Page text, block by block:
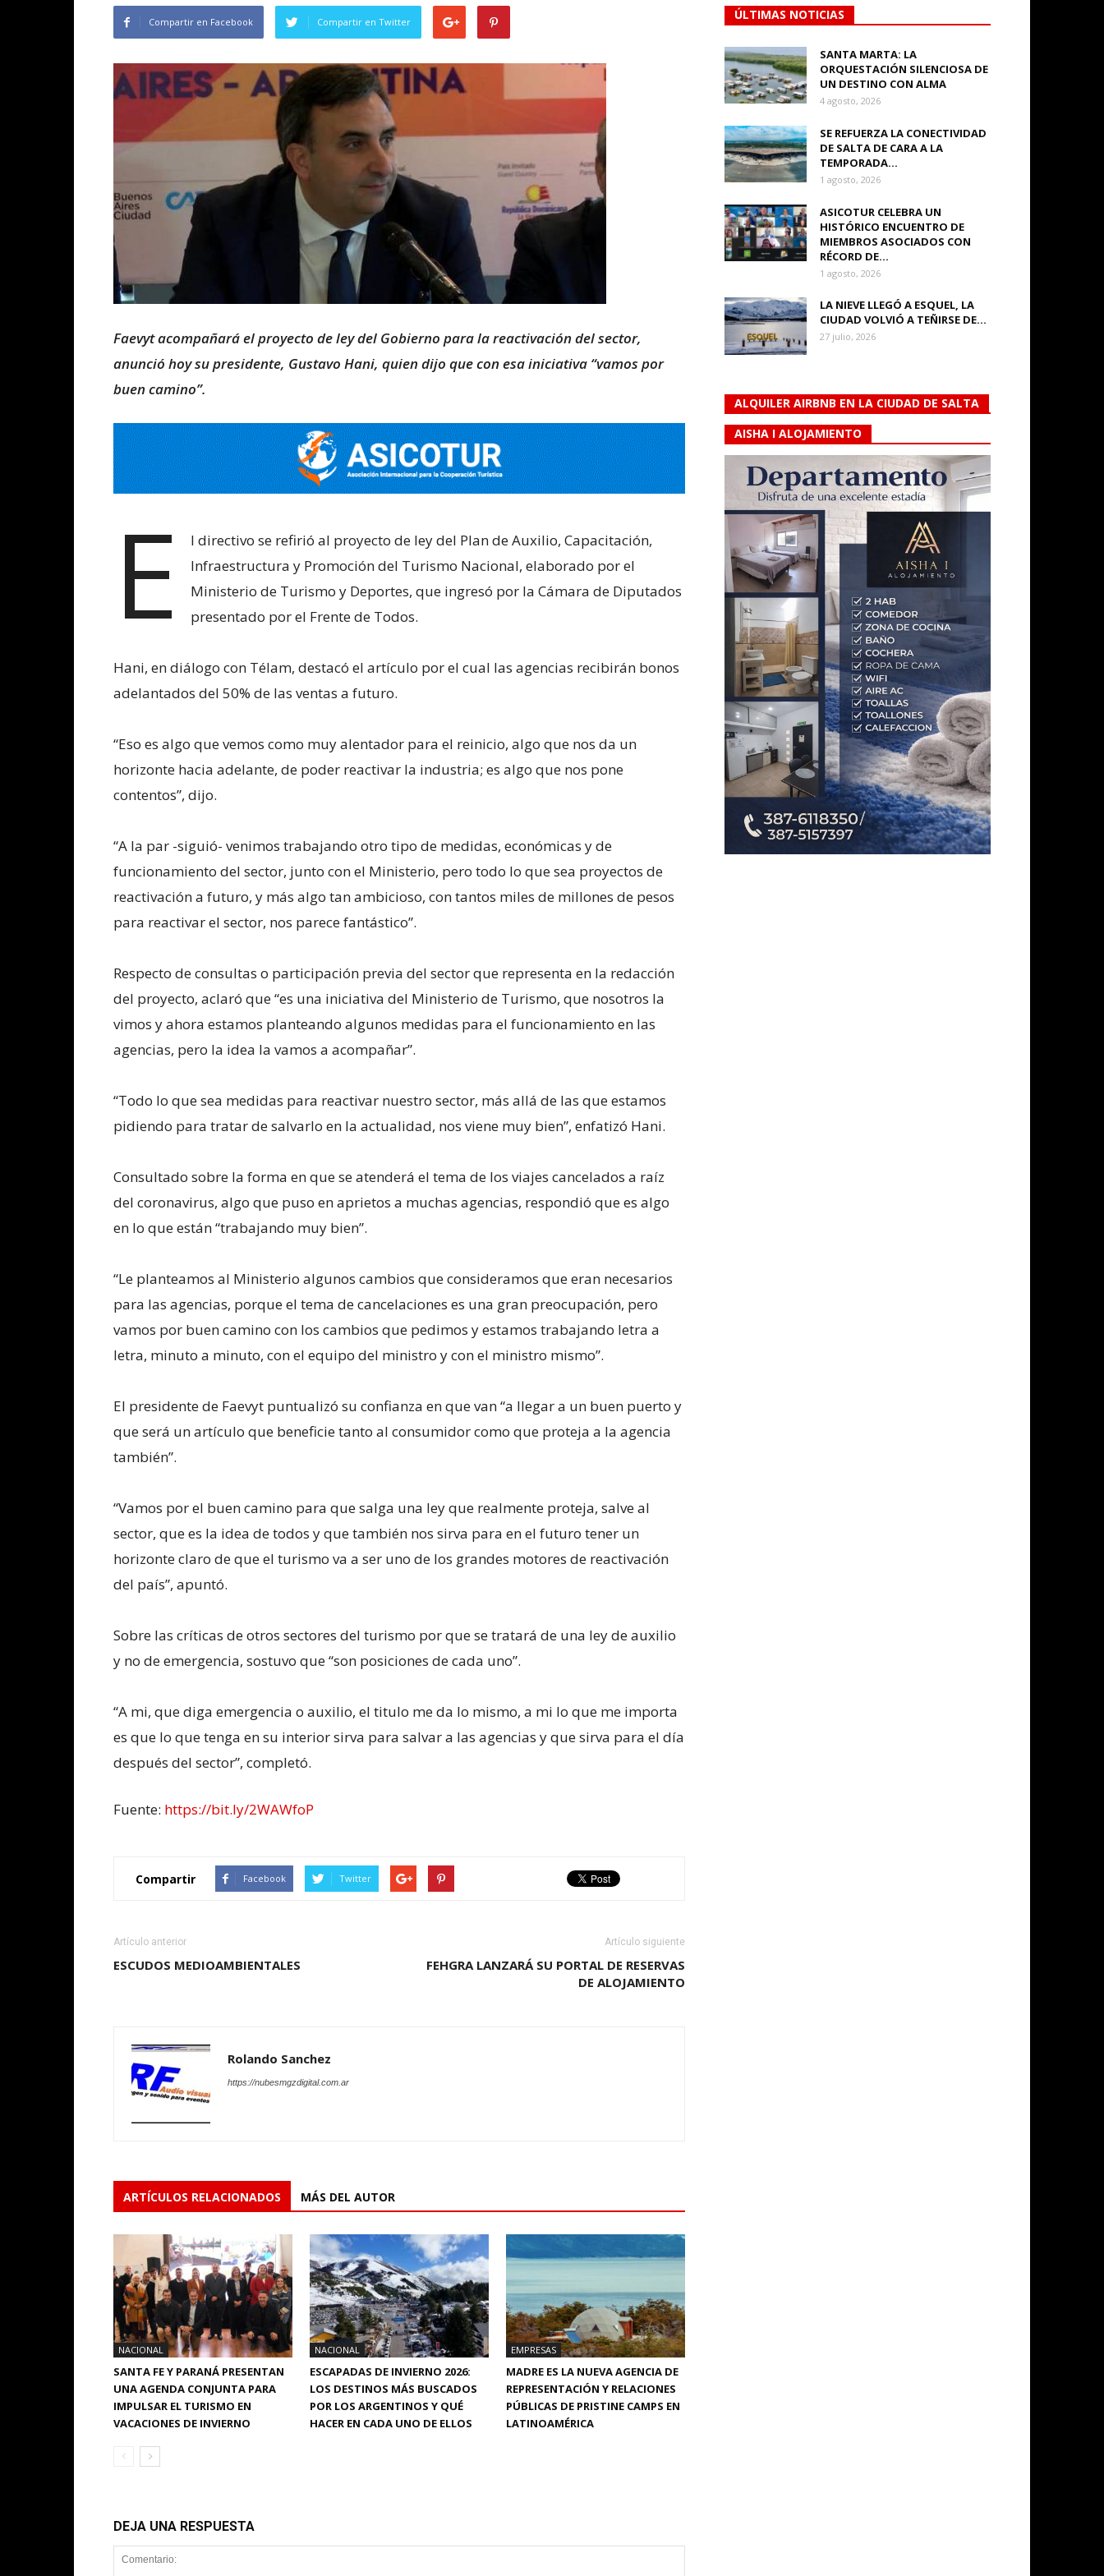
Compartir en Facebook Compartir en Twitter
Faevyt acompañará el proyecto de ley del Gobierno para la reactivación del sector,
anunció hoy su presidente, Gustavo Hani, quien dijo que con esa iniciativa “vamos por
buen camino”.
E
l directivo se refirió al proyecto de ley del Plan de Auxilio, Capacitación,
Infraestructura y Promoción del Turismo Nacional, elaborado por el
Ministerio de Turismo y Deportes, que ingresó por la Cámara de Diputados
presentado por el Frente de Todos.
Hani, en diálogo con Télam, destacó el artículo por el cual las agencias recibirán bonos
adelantados del 50% de las ventas a futuro.
“Eso es algo que vemos como muy alentador para el reinicio, algo que nos da un
horizonte hacia adelante, de poder reactivar la industria; es algo que nos pone
contentos”, dijo.
“A la par -siguió- venimos trabajando otro tipo de medidas, económicas y de
funcionamiento del sector, junto con el Ministerio, pero todo lo que sea proyectos de
reactivación a futuro, y más algo tan ambicioso, con tantos miles de millones de pesos
para reactivar el sector, nos parece fantástico”.
Respecto de consultas o participación previa del sector que representa en la redacción
del proyecto, aclaró que “es una iniciativa del Ministerio de Turismo, que nosotros la
vimos y ahora estamos planteando algunos medidas para el funcionamiento en las
agencias, pero la idea la vamos a acompañar”.
“Todo lo que sea medidas para reactivar nuestro sector, más allá de las que estamos
pidiendo para tratar de salvarlo en la actualidad, nos viene muy bien”, enfatizó Hani.
Consultado sobre la forma en que se atenderá el tema de los viajes cancelados a raíz
del coronavirus, algo que puso en aprietos a muchas agencias, respondió que es algo
en lo que están “trabajando muy bien”.
“Le planteamos al Ministerio algunos cambios que consideramos que eran necesarios
para las agencias, porque el tema de cancelaciones es una gran preocupación, pero
vamos por buen camino con los cambios que pedimos y estamos trabajando letra a
letra, minuto a minuto, con el equipo del ministro y con el ministro mismo”.
El presidente de Faevyt puntualizó su confianza en que van “a llegar a un buen puerto y
que será un artículo que beneficie tanto al consumidor como que proteja a la agencia
también”.
“Vamos por el buen camino para que salga una ley que realmente proteja, salve al
sector, que es la idea de todos y que también nos sirva para en el futuro tener un
horizonte claro de que el turismo va a ser uno de los grandes motores de reactivación
del país”, apuntó.
Sobre las críticas de otros sectores del turismo por que se tratará de una ley de auxilio
y no de emergencia, sostuvo que “son posiciones de cada uno”.
“A mi, que diga emergencia o auxilio, el titulo me da lo mismo, a mi lo que me importa
es que lo que tenga en su interior sirva para salvar a las agencias y que sirva para el día
después del sector”, completó.
Fuente: https://bit.ly/2WAWfoP
Compartir Facebook Twitter
Artículo anterior
ESCUDOS MEDIOAMBIENTALES
Artículo siguiente
FEHGRA LANZARÁ SU PORTAL DE RESERVAS
DE ALOJAMIENTO
Rolando Sanchez
https://nubesmgzdigital.com.ar
ARTÍCULOS RELACIONADOS MÁS DEL AUTOR
NACIONAL
SANTA FE Y PARANÁ PRESENTAN
UNA AGENDA CONJUNTA PARA
IMPULSAR EL TURISMO EN
VACACIONES DE INVIERNO
NACIONAL
ESCAPADAS DE INVIERNO 2026:
LOS DESTINOS MÁS BUSCADOS
POR LOS ARGENTINOS Y QUÉ
HACER EN CADA UNO DE ELLOS
EMPRESAS
MADRE ES LA NUEVA AGENCIA DE
REPRESENTACIÓN Y RELACIONES
PÚBLICAS DE PRISTINE CAMPS EN
LATINOAMÉRICA
DEJA UNA RESPUESTA
ÚLTIMAS NOTICIAS
SANTA MARTA: LA
ORQUESTACIÓN SILENCIOSA DE
UN DESTINO CON ALMA
4 agosto, 2026
SE REFUERZA LA CONECTIVIDAD
DE SALTA DE CARA A LA
TEMPORADA...
1 agosto, 2026
ASICOTUR CELEBRA UN
HISTÓRICO ENCUENTRO DE
MIEMBROS ASOCIADOS CON
RÉCORD DE...
1 agosto, 2026
LA NIEVE LLEGÓ A ESQUEL, LA
CIUDAD VOLVIÓ A TEÑIRSE DE...
27 julio, 2026
ALQUILER AIRBNB EN LA CIUDAD DE SALTA
AISHA I ALOJAMIENTO